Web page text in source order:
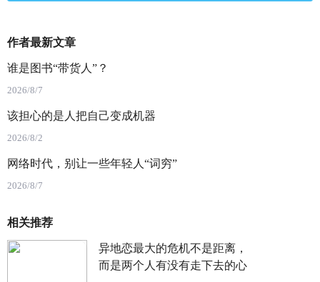
作者最新文章
谁是图书“带货人”？
2026/8/7
该担心的是人把自己变成机器
2026/8/2
网络时代，别让一些年轻人“词穷”
2026/8/7
相关推荐
异地恋最大的危机不是距离，
而是两个人有没有走下去的心